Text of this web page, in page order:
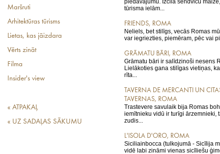
Maršruti
Arhitektūras tūrisms
Lietas, kas jāizdara
Vērts zināt
Filma
Insider's view
« ATPAKAĻ
« UZ SADAĻAS SĀKUMU
piedāvājumu. Izcila sendviču
tūrisma ielām...
FRIENDS, ROMA
Neliels, bet stilīgs, vecās Romas
var iegriezties, piemēram, pēc vai
GRĀMATU BĀRI, ROMA
Grāmatu bāri ir salīdzinoši nesens
Lielākoties gana stilīgas vietiņas,
rīta...
TAVERNA DE MERCANTI UN
TAVERNAS, ROMA
Trastevere savulaik bija Romas
iemītnieku vidū ir turīgi ārzemnieki,
zudis...
L'ISOLA D'ORO, ROMA
Siciliainbocca (tulkojumā - Sicīlija
vidē labi zināmi vienas sicīliešu